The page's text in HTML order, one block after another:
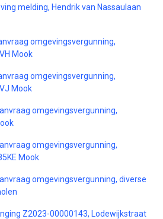
melding, Hendrik van Nassaulaan
omgevingsvergunning,
Mook
omgevingsvergunning,
Mook
omgevingsvergunning,
omgevingsvergunning,
Mook
omgevingsvergunning, diverse
Z2023-00000143, Lodewijkstraat